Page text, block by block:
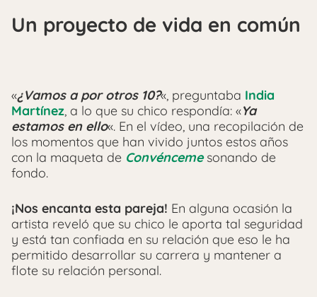
Un proyecto de vida en común
«¿Vamos a por otros 10?«, preguntaba India
Martínez, a lo que su chico respondía: «Ya
estamos en ello«. En el vídeo, una recopilación de
los momentos que han vivido juntos estos años
con la maqueta de Convéncemesonando de
fondo.
¡Nos encanta esta pareja! En alguna ocasión la
artista reveló que su chico le aporta tal seguridad
y está tan confiada en su relación que eso le ha
permitido desarrollar su carrera y mantener a
flote su relación personal.